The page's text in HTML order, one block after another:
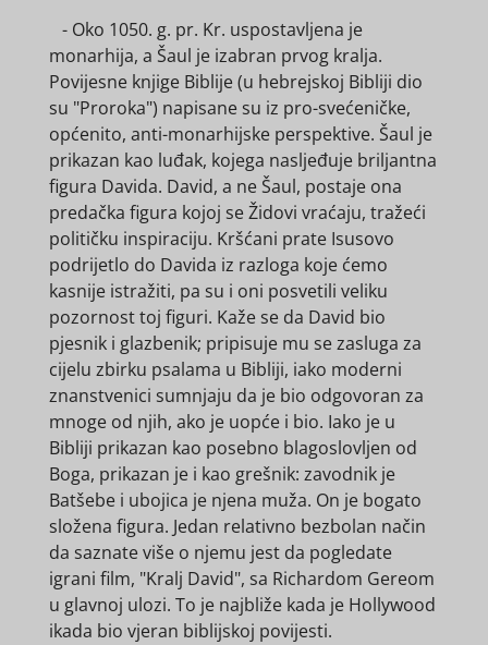
- Oko 1050. g. pr. Kr. uspostavljena je
monarhija, a Šaul je izabran prvog kralja.
Povijesne knjige Biblije (u hebrejskoj Bibliji dio
su "Proroka") napisane su iz pro-svećeničke,
općenito, anti-monarhijske perspektive. Šaul je
prikazan kao luđak, kojega nasljeđuje briljantna
figura Davida. David, a ne Šaul, postaje ona
predačka figura kojoj se Židovi vraćaju, tražeći
političku inspiraciju. Kršćani prate Isusovo
podrijetlo do Davida iz razloga koje ćemo
kasnije istražiti, pa su i oni posvetili veliku
pozornost toj figuri. Kaže se da David bio
pjesnik i glazbenik; pripisuje mu se zasluga za
cijelu zbirku psalama u Bibliji, iako moderni
znanstvenici sumnjaju da je bio odgovoran za
mnoge od njih, ako je uopće i bio. Iako je u
Bibliji prikazan kao posebno blagoslovljen od
Boga, prikazan je i kao grešnik: zavodnik je
Batšebe i ubojica je njena muža. On je bogato
složena figura. Jedan relativno bezbolan način
da saznate više o njemu jest da pogledate
igrani film, "Kralj David", sa Richardom Gereom
u glavnoj ulozi. To je najbliže kada je Hollywood
ikada bio vjeran biblijskoj povijesti.